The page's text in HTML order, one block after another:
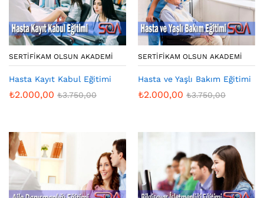
SERTIFIKAM OLSUN AKADEMI
Hasta Kayıt Kabul Eğitimi
₺2.000,00 ₺3.750,00
SERTIFIKAM OLSUN AKADEMI
Hasta ve Yaşlı Bakım Eğitimi
₺2.000,00 ₺3.750,00